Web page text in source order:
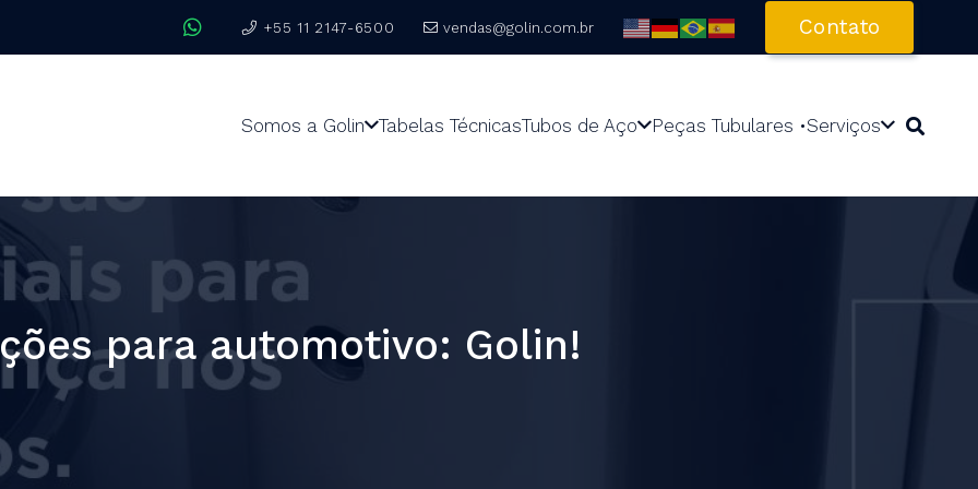
+55 11 2147-6500 vendas@golin.com.br Contato
Somos a Golin Tabelas TécnicasTubos de Aço Peças Tubulares •Serviços
para automotivo: Golin!